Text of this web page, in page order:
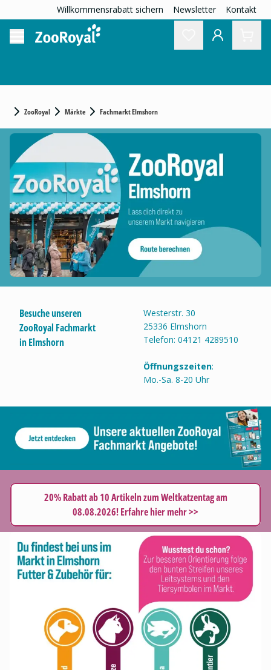
Willkommensrabatt sichern Newsletter Kontakt
ZooRoyal Märkte Fachmarkt Elmshorn
Besuche unseren
ZooRoyal Fachmarkt
in Elmshorn
Westerstr. 30
25336 Elmshorn
Telefon: 04121 4289510
Öffnungszeiten:
Mo.-Sa. 8-20 Uhr
20% Rabatt ab 10 Artikeln zum Weltkatzentag am
08.08.2026! Erfahre hier mehr >>